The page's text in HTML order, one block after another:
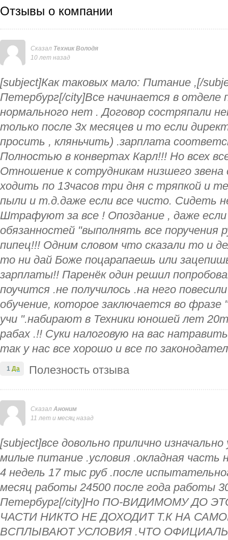
Отзывы о компании
Сказал Техник Володя
10 лет назад
[subject]Как таковых мало: Питание ,[/
Петербург[/city]Все начинается в отделе
нормального нет . Договор состряпали
только после 3х месяцев и то если
просить , кляньчить) .зарплата
Полностью в конвертах Карл!!! Но всех
Отношение к сотрудникам низшего звена
ходить по 13часов три дня с тряпкой и
пыли и т.д.даже если все чисто. Сидеть
Штрафуют за все ! Опоздание , даже если
обязанностей "выполнять все поручения
пипец!!! Одним словом что сказали то и
то ни дай Боже поцарапаешь или
зарплаты!! Паренёк один решил
поучится .не получилось .на него
обучение, которое заключается во фразе
учи ".набирают в Техники юношей лет
рабах .!! Суки налоговую на вас
так у нас все хорошо и все по
Полезность отзыва
1 Да
Сказал Аноним
11 лет и месяц назад
[subject]все довольно прилично
милые питание .условия .окладная часть
4 недель 17 тыс руб .после
месяц работы 24500 после года работы
Петербург[/city]Но ПО-ВИДИМОМУ ДО
ЧАСТИ НИКТО НЕ ДОХОДИТ Т.К НА
ВСПЛЫВАЮТ УСЛОВИЯ .ЧТО